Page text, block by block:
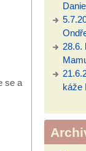
se a
28.6.
káže